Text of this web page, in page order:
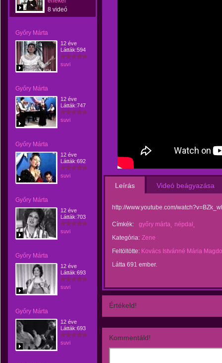
8 videó
Győry Márta
12 éve
Látták:594
suvi
Győry Márta
12 éve
Látták:747
suvi
Győry Márta
12 éve
Látták:692
suvi
Győry Márta
12 éve
Látták:703
suvi
Győry Márta
12 éve
Látták:693
suvi
Győry Márta
12 éve
Látták:693
suvi
Leírás Videó beágyazása
http://www.youtube.com/
Címkék: győry márta
népdal
Kategória: Zene
Feltöltötte: Kovács Istvánné Mária
Látta 691 ember.
Értékeld!
Kommentáld!